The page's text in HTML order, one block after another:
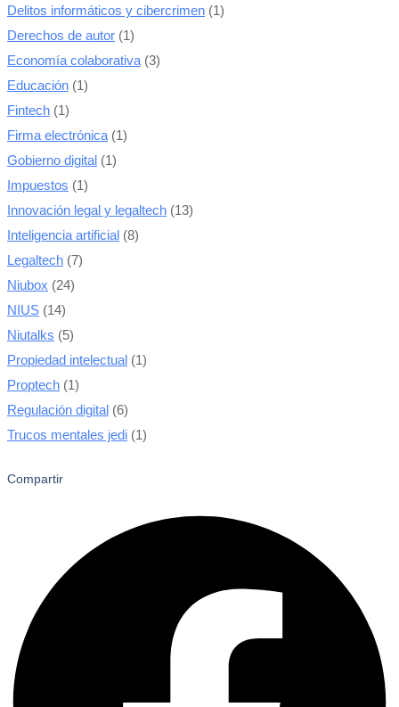
Delitos informáticos y cibercrimen (1)
Derechos de autor (1)
Economía colaborativa(3)
Educación (1)
Fintech (1)
Firma electrónica(1)
Gobierno digital (1)
Impuestos (1)
Innovación legal y legaltech (13)
Inteligencia artificial (8)
Legaltech (7)
Niubox (24)
NIUS (14)
Niutalks (5)
Propiedad intelectual (1)
Proptech (1)
Regulación digital (6)
Trucos mentales jedi (1)
Compartir